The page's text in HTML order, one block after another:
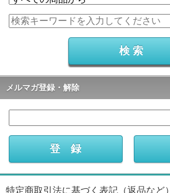
メルマガ登録・解除
特定商取引法に基づく表記（返品など）